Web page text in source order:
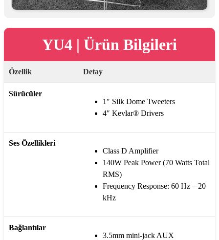
YU4 | Ürün Bilgileri
Özellik Detay
Sürücüler
1″ Silk Dome Tweeters
4″ Kevlar® Drivers
Ses Özellikleri
Class D Amplifier
140W Peak Power (70 Watts Total
RMS)
Frequency Response: 60 Hz – 20
kHz
Bağlantılar
3.5mm mini-jack AUX